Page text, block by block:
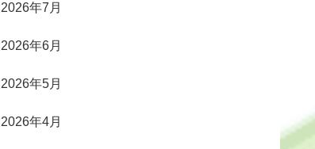
2026年7月
2026年6月
2026年5月
2026年4月